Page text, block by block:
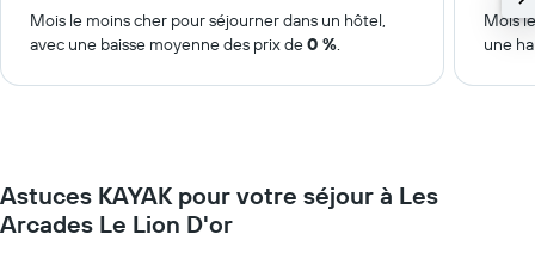
Mois le moins cher pour séjourner dans un hôtel,
avec une baisse moyenne des prix de0 %.
Mois
une
Astuces KAYAK pour votre séjour à Les
Arcades Le Lion D'or